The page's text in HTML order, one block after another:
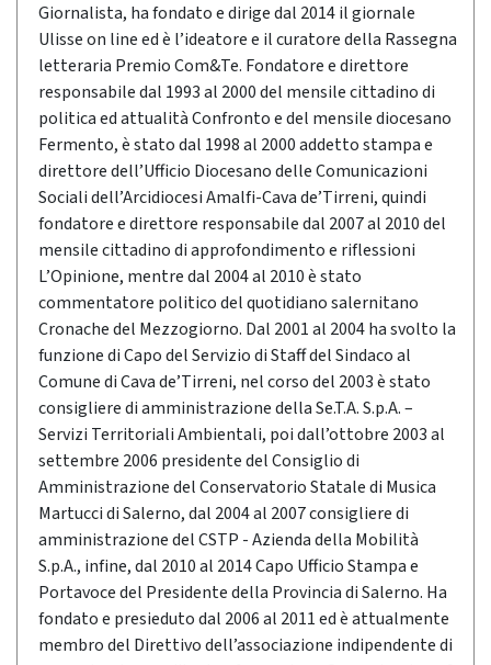
Giornalista, ha fondato e dirige dal 2014 il giornale
Ulisse on line ed è l’ideatore e il curatore della Rassegna
letteraria Premio Com&Te. Fondatore e direttore
responsabile dal 1993 al 2000 del mensile cittadino di
politica ed attualità Confronto e del mensile diocesano
Fermento, è stato dal 1998 al 2000 addetto stampa e
direttore dell’Ufficio Diocesano delle Comunicazioni
Sociali dell’Arcidiocesi Amalfi-Cava de’Tirreni, quindi
fondatore e direttore responsabile dal 2007 al 2010 del
mensile cittadino di approfondimento e riflessioni
L’Opinione, mentre dal 2004 al 2010 è stato
commentatore politico del quotidiano salernitano
Cronache del Mezzogiorno. Dal 2001 al 2004 ha svolto la
funzione di Capo del Servizio di Staff del Sindaco al
Comune di Cava de’Tirreni, nel corso del 2003 è stato
consigliere di amministrazione della Se.T.A. S.p.A. –
Servizi Territoriali Ambientali, poi dall’ottobre 2003 al
settembre 2006 presidente del Consiglio di
Amministrazione del Conservatorio Statale di Musica
Martucci di Salerno, dal 2004 al 2007 consigliere di
amministrazione del CSTP - Azienda della Mobilità
S.p.A., infine, dal 2010 al 2014 Capo Ufficio Stampa e
Portavoce del Presidente della Provincia di Salerno. Ha
fondato e presieduto dal 2006 al 2011 ed è attualmente
membro del Direttivo dell’associazione indipendente di